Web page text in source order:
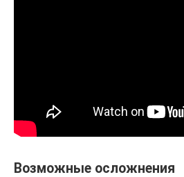
Возможные осложнения